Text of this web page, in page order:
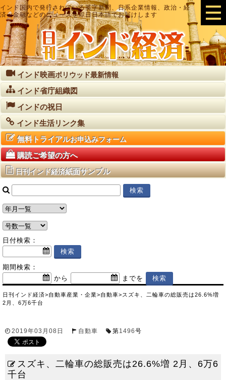
インド国内で発行されている英字新聞、日系企業情報、政治・経
済・金融などのニュースを即日日本語でお届けします
インド映画ボリウッド最新情報
インド省庁組織図
インドの祝日
インド生活リンク集
無料トライアルお申込みフォーム
購読ご希望の方へ
日刊インド経済紙面サンプル
日付検索：
期間検索：
から
までを
日刊インド経済>自動車産業・企業>自動車>スズキ、二輪車の総販売は26.6%増
2月、6万6千台
2019年03月08日 自動車 第1496号
スズキ、二輪車の総販売は26.6%増 2月、6万6
千台